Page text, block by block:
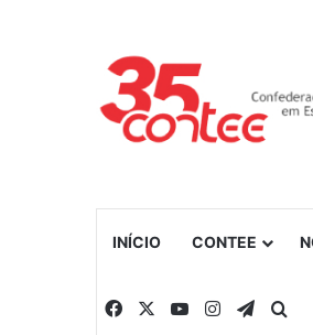
INÍCIO CONTEE
Facebook YouTubeInstagram